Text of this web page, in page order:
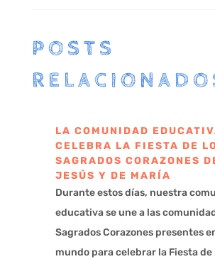
POSTS
LA COMUNIDAD
CELEBRA LA FIESTA DE
SAGRADOS CORAZONES
JESÚS Y DE MARÍA
Durante estos días, nuestra
educativa se une a las
Sagrados Corazones presentes
mundo para celebrar la Fiesta de